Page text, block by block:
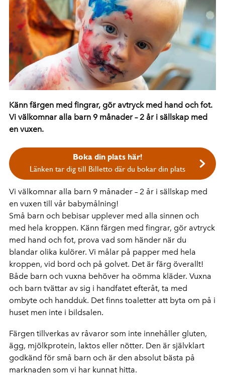
Känn färgen med fingrar, gör avtryck med hand och fot.
Vi välkomnar alla barn 9 månader – 2 år i sällskap med
en vuxen.
Boka din plats här!
Länken tar dig till Billetto där du bokar din plats
Vi välkomnar alla barn 9 månader – 2 år i sällskap med
en vuxen till vår babymålning!
Små barn och bebisar upplever med alla sinnen och
med hela kroppen. Känn färgen med fingrar, gör avtryck
med hand och fot, prova vad som händer när du
blandar olika kulörer. Vi målar på papper med hela
kroppen, vid bord och på golvet. Det är färg överallt!
Både barn och vuxna behöver ha oömma kläder. Vuxna
och barn tvättar av sig i handfatet efteråt, ta med
ombyte och handduk. Det finns toaletter att byta om på i
huset men inte i bildsalen.
Färgen tillverkas av råvaror som inte innehåller gluten,
ägg, mjölkprotein, laktos eller nötter. Den är självklart
godkänd för små barn och är den absolut bästa på
marknaden som vi har kunnat hitta.